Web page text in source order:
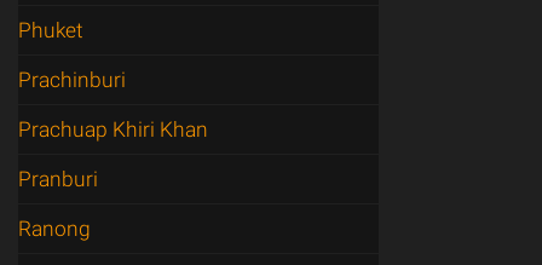
Phuket
Prachinburi
Prachuap Khiri Khan
Pranburi
Ranong